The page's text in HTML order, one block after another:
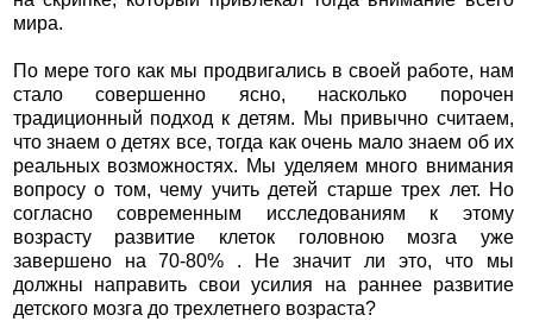
мира.
По мере того как мы продвигались в своей работе, нам
стало совершенно ясно, насколько порочен
традиционный подход к детям. Мы привычно считаем,
что знаем о детях все, тогда как очень мало знаем об их
реальных возможностях. Мы уделяем много внимания
вопросу о том, чему учить детей старше трех лет. Но
согласно современным исследованиям к этому
возрасту развитие клеток головною мозга уже
завершено на 70-80% . Не значит ли это, что мы
должны направить свои усилия на раннее развитие
детского мозга до трехлетнего возраста?